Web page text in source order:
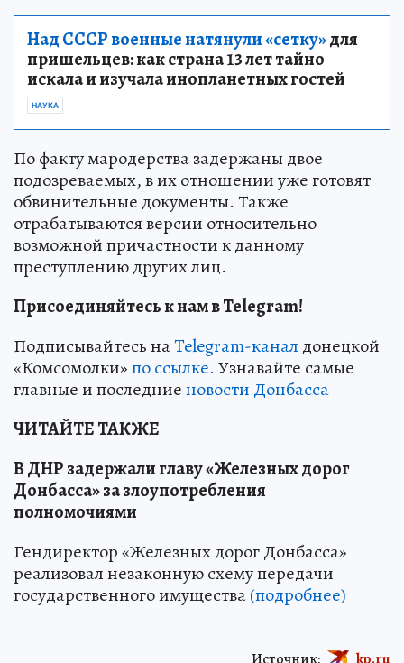
Над СССР военные натянули «сетку»для
пришельцев: как страна 13 лет тайно
искала и изучала инопланетных гостей
НАУКА
По факту мародерства задержаны двое
подозреваемых, в их отношении уже готовят
обвинительные документы. Также
отрабатываются версии относительно
возможной причастности к данному
преступлению других лиц.
Присоединяйтесь к нам в Telegram!
Подписывайтесь наTelegram-канал донецкой
«Комсомолки»по ссылке. Узнавайте самые
главные и последниеновости Донбасса
ЧИТАЙТЕ ТАКЖЕ
В ДНР задержали главу «Железных дорог
Донбасса» за злоупотребления
полномочиями
Гендиректор «Железных дорог Донбасса»
реализовал незаконную схему передачи
государственного имущества(подробнее)